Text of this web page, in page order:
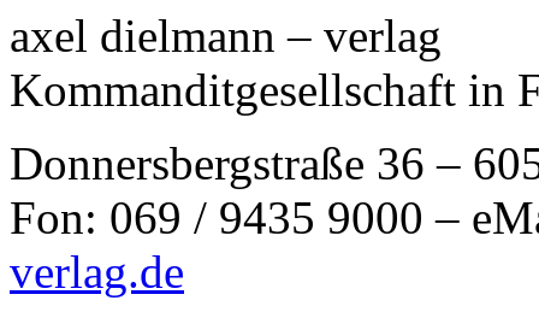
axel dielmann – verlag
Kommanditgesellschaft in
Donnersbergstraße 36 –
Fon: 069 / 9435 9000 –
verlag.de